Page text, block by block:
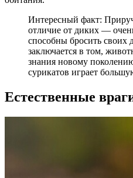
Интересный факт:
отличие от диких —
способны бросить
заключается в том,
знания новому
сурикатов играет
Естественные